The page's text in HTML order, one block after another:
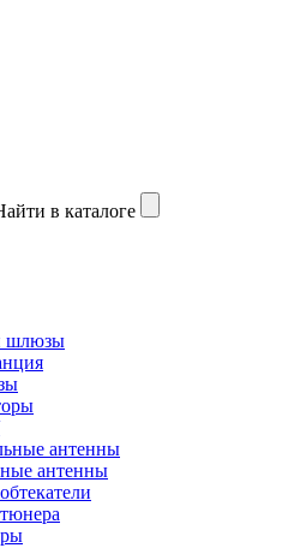
в каталоге
шлюзы
антенны
антенны